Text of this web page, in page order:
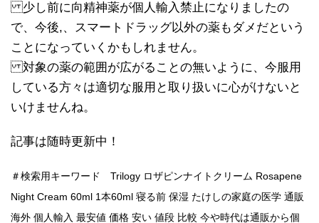
少し前に向精神薬が個人輸入禁止になりましたの
で、今後,、スマートドラッグ以外の薬もダメだという
ことになっていくかもしれません。
対象の薬の範囲が広がることの無いように、今服用
している方々は適切な服用と取り扱いに心がけないと
いけませんね。
記事は随時更新中！
＃検索用キーワード Trilogy ロザピンナイトクリーム Rosapene
Night Cream 60ml 1本60ml 寝る前 保湿 たけしの家庭の医学 通販
海外 個人輸入 最安値 価格 安い 値段 比較 今や時代は通販から個